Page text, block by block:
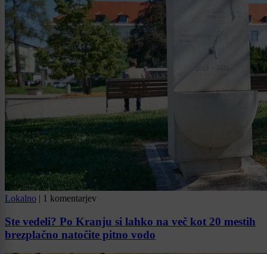
Lokalno | 1 komentarjev
Ste vedeli? Po Kranju si lahko na več kot 20 mestih
brezplačno natočite pitno vodo